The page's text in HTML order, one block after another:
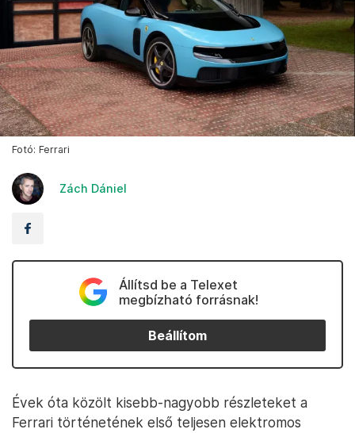
Fotó: Ferrari
Zách Dániel
Állítsd be a Telexet
megbízható forrásnak!
Beállítom
Évek óta közölt kisebb-nagyobb részleteket a
Ferrari történetének első teljesen elektromos